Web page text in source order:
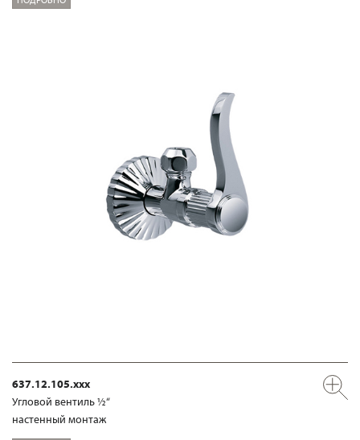
637.12.105.xxx
Угловой вентиль ½“
настенный монтаж